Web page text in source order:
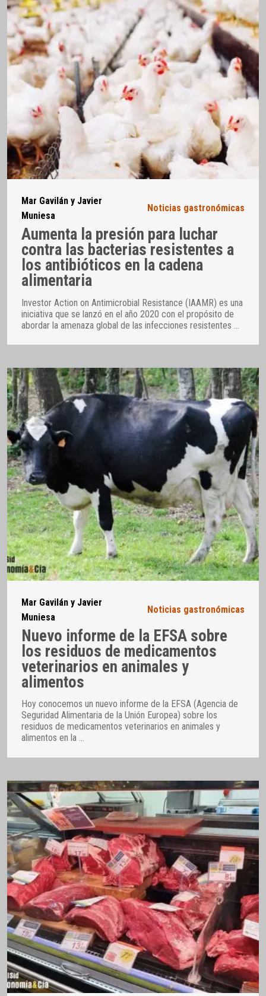
Mar Gavilán y Javier
Muniesa
Noticias gastronómicas
Aumenta la presión para luchar
contra las bacterias resistentes a
los antibióticos en la cadena
alimentaria
Investor Action on Antimicrobial Resistance (IAAMR) es una
iniciativa que se lanzó en el año 2020 con el propósito de
abordar la amenaza global de las infecciones resistentes
Mar Gavilán y Javier
Muniesa
Noticias gastronómicas
Nuevo informe de la EFSA sobre
los residuos de medicamentos
veterinarios en animales y
alimentos
Hoy conocemos un nuevo informe de la EFSA (Agencia de
Seguridad Alimentaria de la Unión Europea) sobre los
residuos de medicamentos veterinarios en animales y
alimentos en la …